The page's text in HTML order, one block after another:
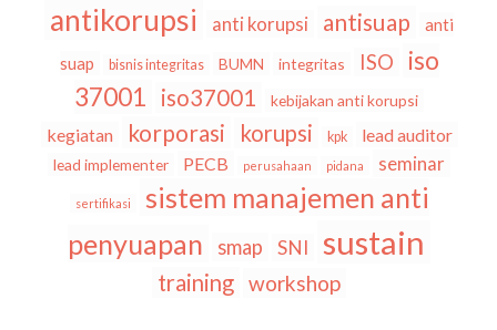
antikorupsi anti korupsi antisuap
anti
suap
bisnis integritas BUMN integritas ISO
iso
37001
iso37001 kebijakan anti korupsi
kegiatan korporasi korupsi kpk lead auditor
lead implementer PECB perusahaan pidana seminar
sertifikasi
sistem manajemen anti
penyuapan
smap SNI sustain
training workshop